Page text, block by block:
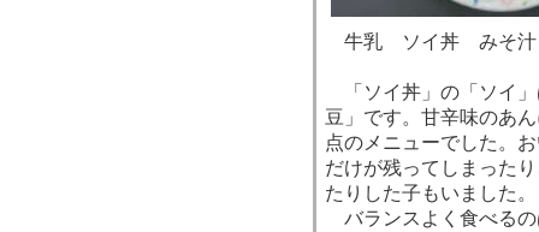
牛乳 ソイ丼 みそ汁
「ソイ丼」の「ソイ」
豆」です。甘辛味のあ
点のメニューでした。
だけが残ってしまった
たりした子もいました。
バランスよく食べるの